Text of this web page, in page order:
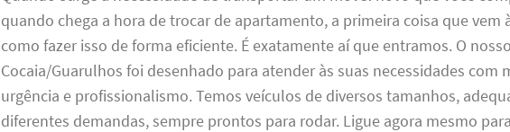
quando chega a hora de trocar de apartamento, a primeira coisa que vem
como fazer isso de forma eficiente. É exatamente aí que entramos. O
Cocaia/Guarulhos foi desenhado para atender às suas necessidades com
urgência e profissionalismo. Temos veículos de diversos tamanhos,
diferentes demandas, sempre prontos para rodar. Ligue agora mesmo